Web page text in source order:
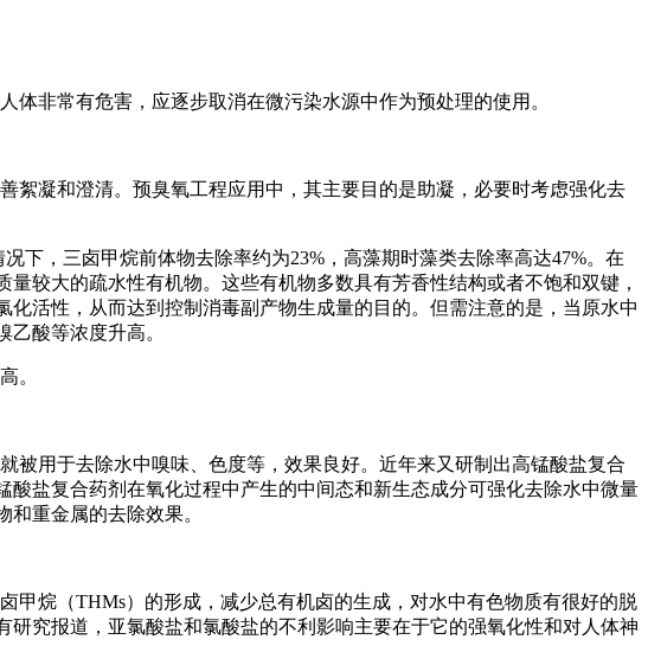
非常有危害，应逐步取消在微污染水源中作为预处理的使用。
絮凝和澄清。预臭氧工程应用中，其主要目的是助凝，必要时考虑强化去
下，三卤甲烷前体物去除率约为23%，高藻期时藻类去除率高达47%。在
较大的疏水性有机物。这些有机物多数具有芳香性结构或者不饱和双键，
活性，从而达到控制消毒副产物生成量的目的。但需注意的是，当原水中
酸等浓度升高。
。
被用于去除水中嗅味、色度等，效果良好。近年来又研制出高锰酸盐复合
盐复合药剂在氧化过程中产生的中间态和新生态成分可强化去除水中微量
重金属的去除效果。
甲烷（THMs）的形成，减少总有机卤的生成，对水中有色物质有很好的脱
究报道，亚氯酸盐和氯酸盐的不利影响主要在于它的强氧化性和对人体神